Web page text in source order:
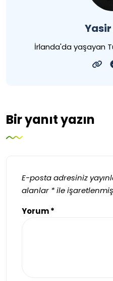
İrlanda'da yaşayan
Bir yanıt yazın
E-posta adresiniz
alanlar *ile
Yorum*